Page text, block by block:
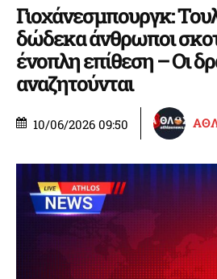
Γιοχάνεσμπουργκ:
δώδεκα άνθρωποι
ένοπλη επίθεση – Οι
αναζητούνται
10/06/2026 09:50